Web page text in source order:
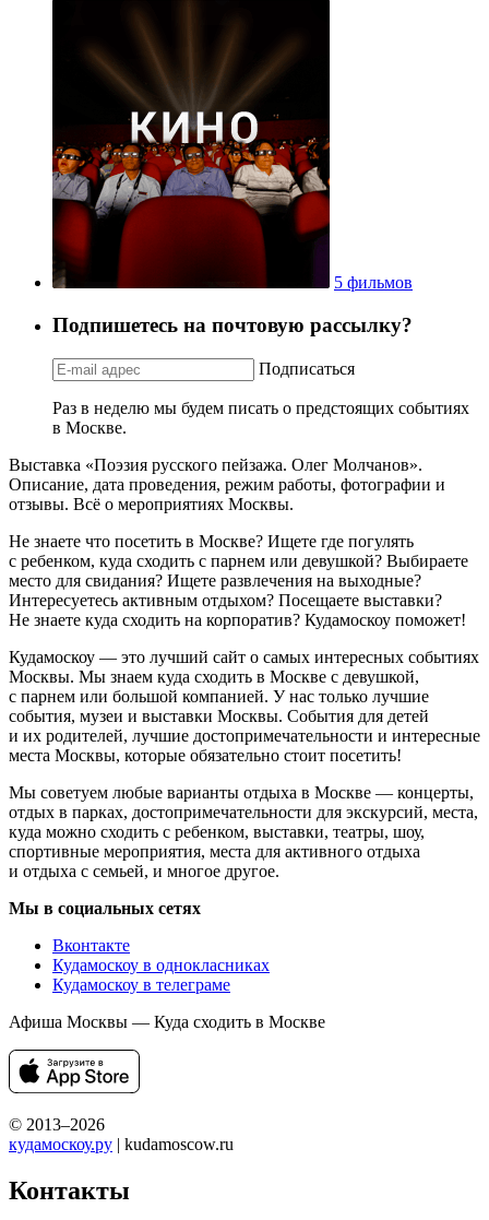
5 фильмов
Подпишетесь на почтовую рассылку?
Подписаться
Раз в неделю мы будем писать о предстоящих событиях
в Москве.
Выставка «Поэзия русского пейзажа. Олег Молчанов».
Описание, дата проведения, режим работы, фотографии и
отзывы. Всё о мероприятиях Москвы.
Не знаете что посетить в Москве? Ищете где погулять
с ребенком, куда сходить с парнем или девушкой? Выбираете
место для свидания? Ищете развлечения на выходные?
Интересуетесь активным отдыхом? Посещаете выставки?
Не знаете куда сходить на корпоратив? Кудамоскоу поможет!
Кудамоскоу — это лучший сайт о самых интересных событиях
Москвы. Мы знаем куда сходить в Москве с девушкой,
с парнем или большой компанией. У нас только лучшие
события, музеи и выставки Москвы. События для детей
и их родителей, лучшие достопримечательности и интересные
места Москвы, которые обязательно стоит посетить!
Мы советуем любые варианты отдыха в Москве — концерты,
отдых в парках, достопримечательности для экскурсий, места,
куда можно сходить с ребенком, выставки, театры, шоу,
спортивные мероприятия, места для активного отдыха
и отдыха с семьей, и многое другое.
Мы в социальных сетях
Вконтакте
Кудамоскоу в однокласниках
Кудамоскоу в телеграме
Афиша Москвы — Куда сходить в Москве
© 2013–2026
кудамоскоу.ру | kudamoscow.ru
Контакты